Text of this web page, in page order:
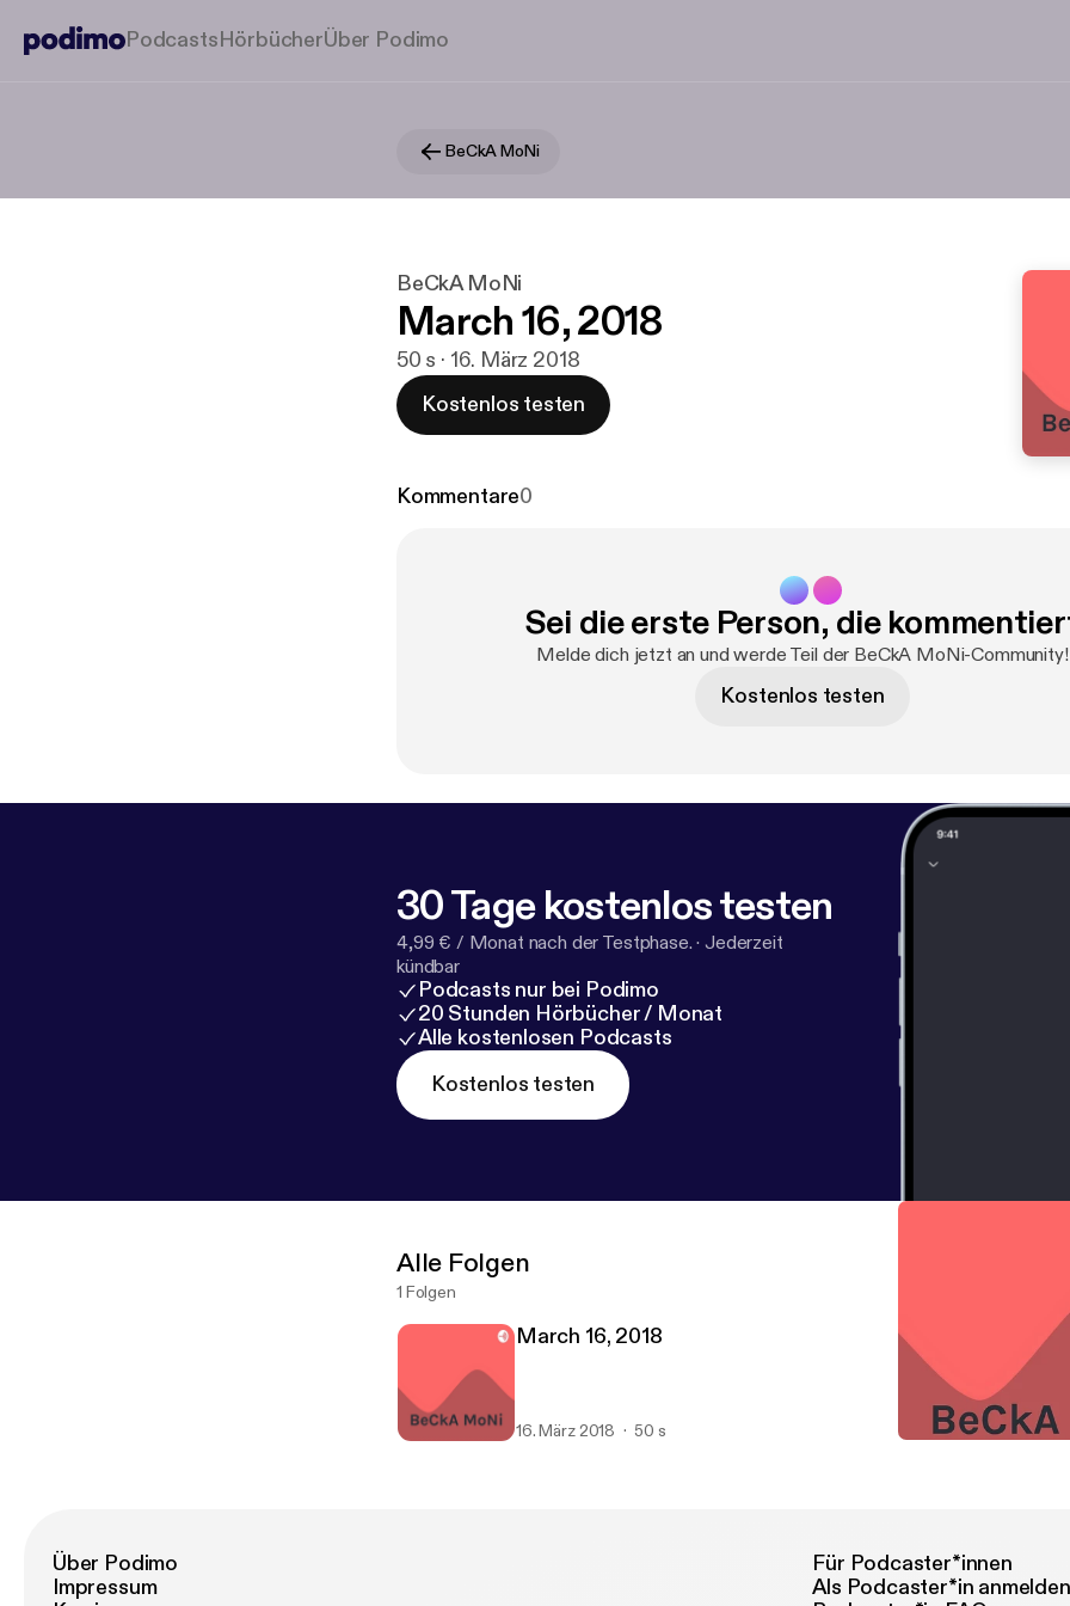
PodcastsHörbücherÜber Podimo
BeCkA MoNi
BeCkA MoNi
March 16, 2018
50 s · 16. März 2018
Kostenlos testen
Kommentare0
Sei die erste Person, die
Melde dich jetzt an und werde Teil der BeCkA MoNi-Community!
Kostenlos testen
30 Tage kostenlos testen
4,99 € / Monat nach der Testphase. · Jederzeit
kündbar
Podcasts nur bei Podimo
20 Stunden Hörbücher / Monat
Alle kostenlosen Podcasts
Kostenlos testen
Alle Folgen
1 Folgen
March 16, 2018
16. März 2018 50 s
Über Podimo
Impressum
Für Podcaster*innen
Als Podcaster*in anmelden